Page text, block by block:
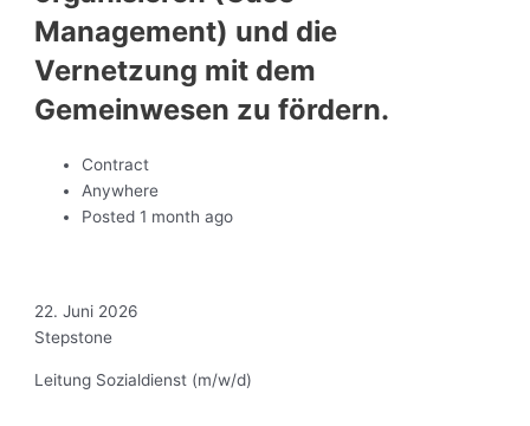
Management) und die
Vernetzung mit dem
Gemeinwesen zu fördern.
Contract
Anywhere
Posted 1 month ago
22. Juni 2026
Stepstone
Leitung Sozialdienst (m/w/d)